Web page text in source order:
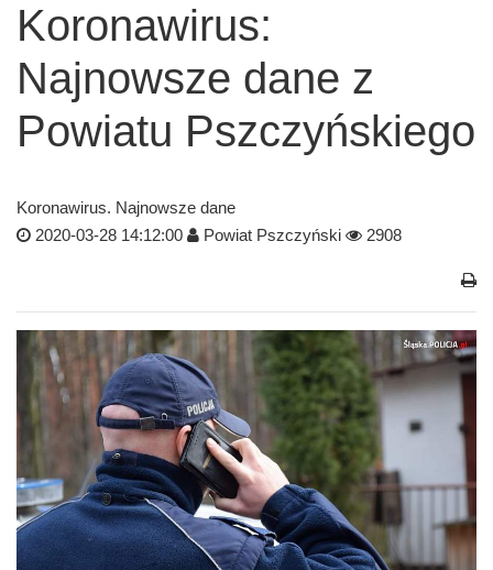
Koronawirus:
Najnowsze dane z
Powiatu Pszczyńskiego
Koronawirus. Najnowsze dane
2020-03-28 14:12:00
Powiat Pszczyński 2908